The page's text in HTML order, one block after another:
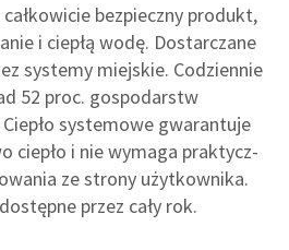
bez­pieczny pro­dukt,
i cie­płą wodę. Dostar­czane
systemy miej­skie. Codzien­nie
52 proc. gospodarstw
systemowe gwarantuje
cie­pło i nie wymaga prak­tycz­
ze strony użyt­kow­nika.
przez cały rok.